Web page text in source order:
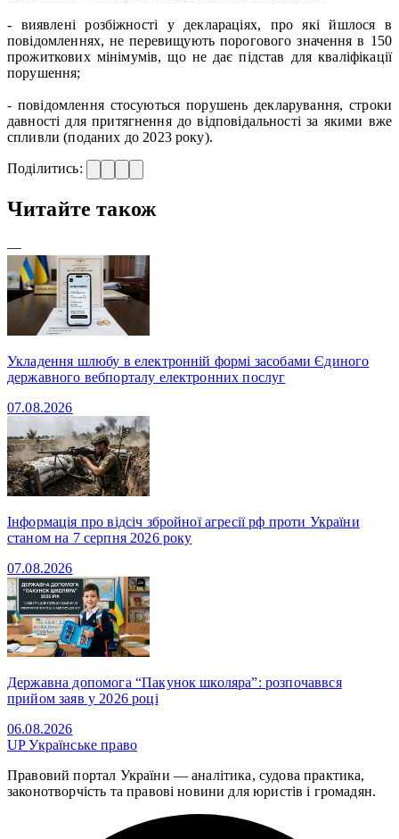
- виявлені розбіжності у деклараціях, про які йшлося в
повідомленнях, не перевищують порогового значення в 150
прожиткових мінімумів, що не дає підстав для кваліфікації
порушення;
- повідомлення стосуються порушень декларування, строки
давності для притягнення до відповідальності за якими вже
спливли (поданих до 2023 року).
Поділитись:
Читайте також
—
Укладення шлюбу в електронній формі засобами Єдиного
державного вебпорталу електронних послуг
07.08.2026
Інформація про відсіч збройної агресії рф проти України
станом на 7 серпня 2026 року
07.08.2026
Державна допомога “Пакунок школяра”: розпочаввся
прийом заяв у 2026 році
06.08.2026
UPУкраїнське право
Правовий портал України — аналітика, судова практика,
законотворчість та правові новини для юристів і громадян.